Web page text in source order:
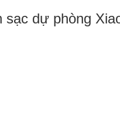
sạc dự phòng